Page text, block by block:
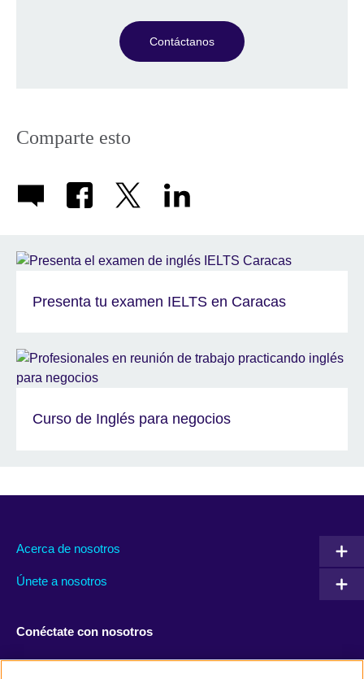
Contáctanos
Comparte esto
Presenta tu examen IELTS en Caracas
Curso de Inglés para negocios
Acerca de nosotros
Únete a nosotros
Conéctate con nosotros